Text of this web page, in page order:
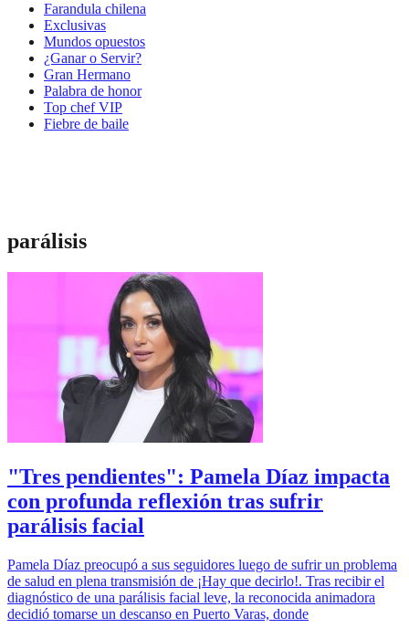
Farandula chilena
Exclusivas
Mundos opuestos
¿Ganar o Servir?
Gran Hermano
Palabra de honor
Top chef VIP
Fiebre de baile
parálisis
"Tres pendientes": Pamela Díaz impacta
con profunda reflexión tras sufrir
parálisis facial
Pamela Díaz preocupó a sus seguidores luego de sufrir un problema
de salud en plena transmisión de ¡Hay que decirlo!. Tras recibir el
diagnóstico de una parálisis facial leve, la reconocida animadora
decidió tomarse un descanso en Puerto Varas, donde